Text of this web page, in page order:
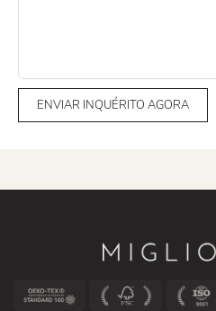
ENVIAR INQUÉRITO AGORA